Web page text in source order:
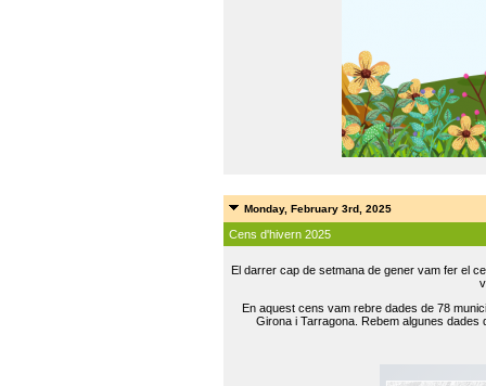
Monday, February 3rd, 2025
Cens d'hivern 2025
El darrer cap de setmana de gener vam fer el
En aquest cens vam rebre dades de 78
Girona i Tarragona. Rebem algunes